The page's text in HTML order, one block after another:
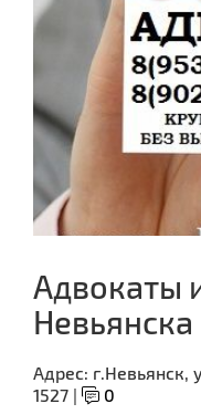
Адвокаты
Невьянска
Адрес: г.Невьянск,
1527 |
0